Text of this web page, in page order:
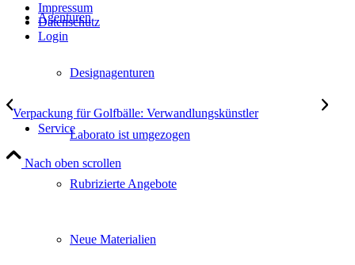
Agenturen
Designagenturen
Service
Rubrizierte Angebote
Neue Materialien
Impressum
Datenschutz
Login
Verpackung für Golfbälle: Verwandlungskünstler
Laborato ist umgezogen
Nach oben scrollen